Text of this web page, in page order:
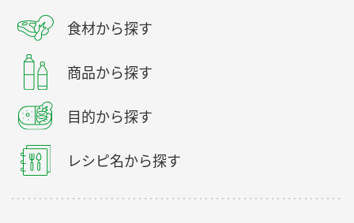
食材から探す
商品から探す
目的から探す
レシピ名から探す